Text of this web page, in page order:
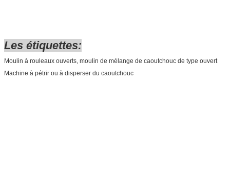
Les étiquettes:
Moulin à rouleaux ouverts, moulin de mélange de caoutchouc de type ouvert
Machine à pétrir ou à disperser du caoutchouc